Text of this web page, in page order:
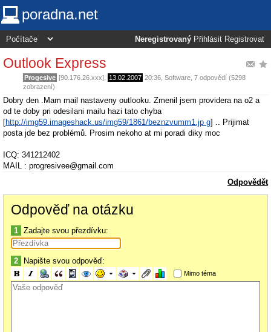
poradna.net
Neregistrovaný Přihlásit Registrovat
Outlook Express
Progesive [90.176.26.xxx], 13.02.2007 20:36 Software , 7 odpovědí (5298
zobrazení)
Dobry den .Mam mail nastaveny outlooku. Zmenil jsem providera na o2 a
od te doby pri odesilani mailu hazi tato chyba
[http://img59.imageshack.us/img59/1861/beznzvumm1.jp g] .. Prijimat
posta jde bez problémů. Prosim nekoho at mi poradi diky moc
ICQ: 341212402
MAIL : progresivee@gmail.com
Odpovědět
Odpověď na otázku
1 Zadajte svou přezdívku:
2 Napište svou odpověď:
Mimo téma